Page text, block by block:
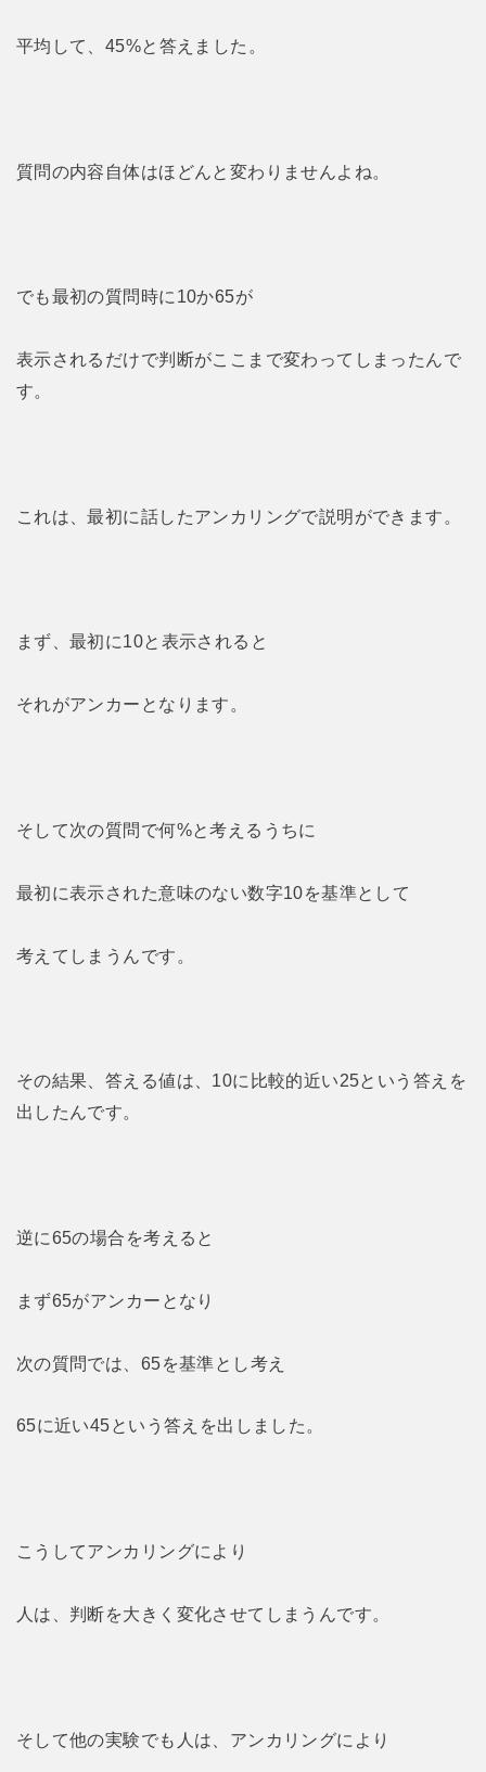
平均して、45%と答えました。
質問の内容自体はほどんと変わりませんよね。
でも最初の質問時に10か65が
表示されるだけで判断がここまで変わってしまったんで
す。
これは、最初に話したアンカリングで説明ができます。
まず、最初に10と表示されると
それがアンカーとなります。
そして次の質問で何%と考えるうちに
最初に表示された意味のない数字10を基準として
考えてしまうんです。
その結果、答える値は、10に比較的近い25という答えを
出したんです。
逆に65の場合を考えると
まず65がアンカーとなり
次の質問では、65を基準とし考え
65に近い45という答えを出しました。
こうしてアンカリングにより
人は、判断を大きく変化させてしまうんです。
そして他の実験でも人は、アンカリングにより